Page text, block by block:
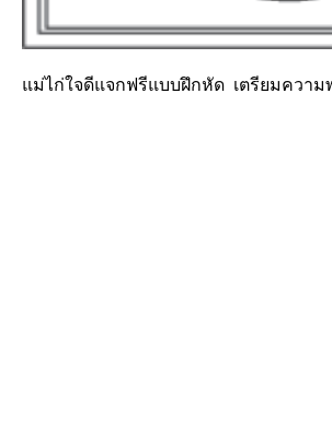
แม่ไก่ใจดีแจกฟรีแบบฝึกหัด เตรียมควา